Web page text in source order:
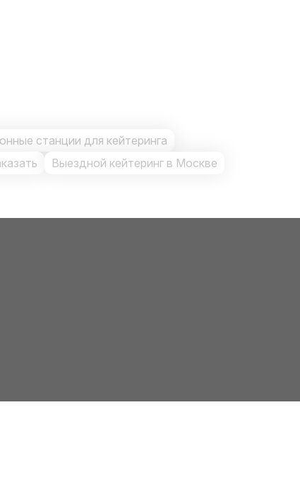
станции для кейтеринга
Выездной кейтеринг в Москве